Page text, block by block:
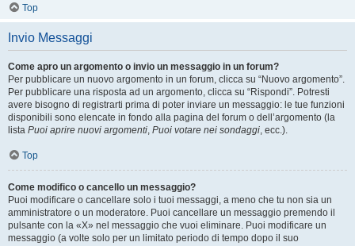
Top
Invio Messaggi
Come apro un argomento o invio un messaggio in un forum?
Per pubblicare un nuovo argomento in un forum, clicca su “Nuovo argomento”.
Per pubblicare una risposta ad un argomento, clicca su “Rispondi”. Potresti
avere bisogno di registrarti prima di poter inviare un messaggio: le tue funzioni
disponibili sono elencate in fondo alla pagina del forum o dell’argomento (la
lista Puoi aprire nuovi argomenti, Puoi votare nei sondaggi, ecc.).
Top
Come modifico o cancello un messaggio?
Puoi modificare o cancellare solo i tuoi messaggi, a meno che tu non sia un
amministratore o un moderatore. Puoi cancellare un messaggio premendo il
pulsante con la «X» nel messaggio che vuoi eliminare. Puoi modificare un
messaggio (a volte solo per un limitato periodo di tempo dopo il suo